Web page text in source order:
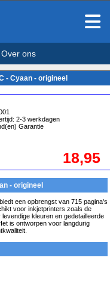
Over ons
- Cyaan - origineel
2-3 werkdagen
Garantie
18,95
- origineel
een opbrengst van 715 pagina's
voor inkjetprinters zoals de
kleuren en gedetailleerde
is ontworpen voor langdurig